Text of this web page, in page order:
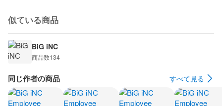
似ている商品
BiG iNC
商品数134
同じ作者の商品 すべて見る